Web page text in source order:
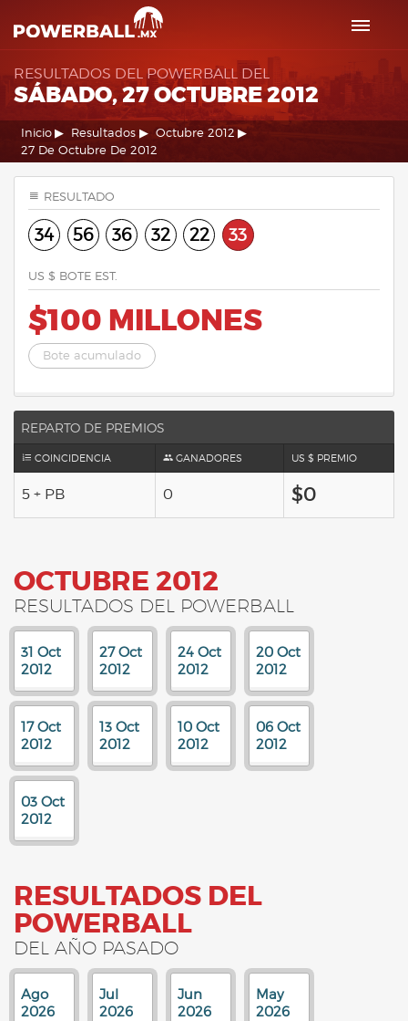
RESULTADOS DEL POWERBALL DEL
SÁBADO, 27 OCTUBRE 2012
Inicio Resultados
Octubre 2012
27 De Octubre De 2012
RESULTADO
34 56 36 32 22 33
US $ BOTE EST.
$100 MILLONES
Bote acumulado
REPARTO DE PREMIOS
COINCIDENCIA GANADORES US $ PREMIO
5 + PB 0 $0
OCTUBRE 2012
RESULTADOS DEL POWERBALL
31 Oct
2012
27 Oct
2012
24 Oct
2012
20 Oct
2012
17 Oct
2012
13 Oct
2012
10 Oct
2012
06 Oct
2012
03 Oct
2012
RESULTADOS DEL
POWERBALL
DEL AÑO PASADO
Ago
2026
Jul
2026
Jun
2026
May
2026